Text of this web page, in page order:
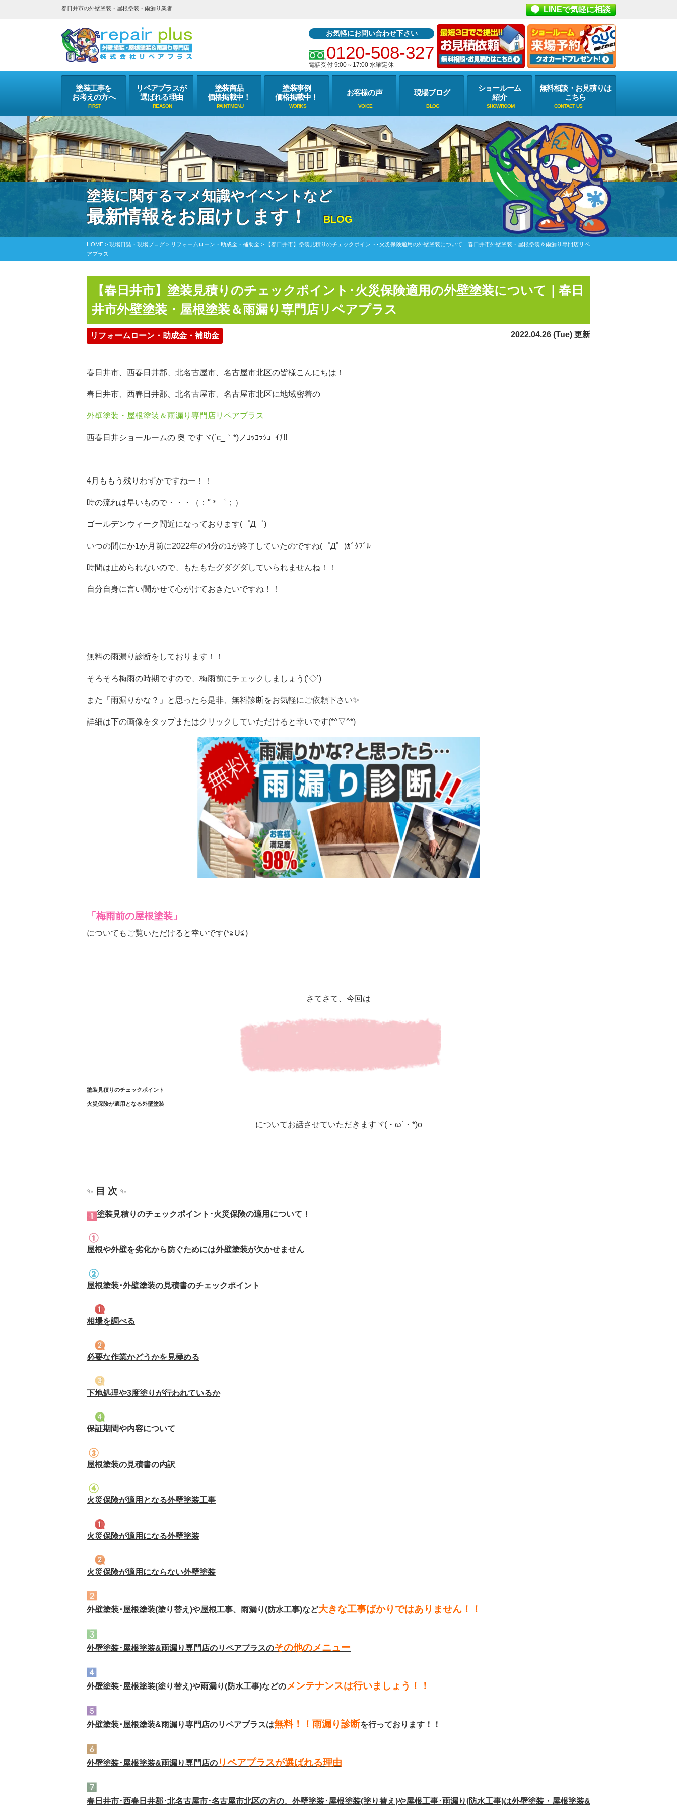
春日井市の外壁塗装・屋根塗装・雨漏り業者 LINEで気軽に相談
お気軽にお問い合わせ下さい
0120-508-327
電話受付 9:00～17:00 水曜定休
塗装工事を
お考えの方へ
リペアプラスが
選ばれる理由
塗装商品
価格掲載中！
塗装事例
価格掲載中！
お客様の声 現場ブログ
ショールーム
紹介
無料相談・お見積りは
こちら
塗装に関するマメ知識やイベントなど
最新情報をお届けします！ BLOG
HOME > 現場日誌・現場ブログ > リフォームローン・助成金・補助金 >
【春日井市】塗装見積りのチェックポイント･火災保険適用の外壁塗装について｜春日井市外壁塗装・屋根塗装＆雨漏り専門店リペ
アプラス
【春日井市】塗装見積りのチェックポイント･火災保険適用の外壁塗装について｜春日
井市外壁塗装・屋根塗装＆雨漏り専門店リペアプラス
リフォームローン・助成金・補助金 2022.04.26 (Tue) 更新
春日井市、西春日井郡、北名古屋市、名古屋市北区の皆様こんにちは！
春日井市、西春日井郡、北名古屋市、名古屋市北区に地域密着の
外壁塗装・屋根塗装＆雨漏り専門店リペアプラス
西春日井ショールームの 奥 ですヾ(´c_｀*)ノﾖｯｺﾗｼｮｰｲﾁ!!
4月ももう残りわずかですねー！！
時の流れは早いもので・・・（：″＊゜；）
ゴールデンウィーク間近になっております(゜Д゜)
いつの間にか1か月前に2022年の4分の1が終了していたのですね(゜Д゜)ｶﾞｸﾌﾞﾙ
時間は止められないので、もたもたグダグダしていられませんね！！
自分自身に言い聞かせて心がけておきたいですね！！
無料の雨漏り診断をしております！！
そろそろ梅雨の時期ですので、梅雨前にチェックしましょう(‘◇’)ゞ
また「雨漏りかな？」と思ったら是非、無料診断をお気軽にご依頼下さい✨
詳細は下の画像をタップまたはクリックしていただけると幸いです(*^▽^*)
「梅雨前の屋根塗装」
についてもご覧いただけると幸いです(*≧U≦)
さてさて、今回は
塗装見積りのチェックポイント
火災保険が適用となる外壁塗装
についてお話させていただきますヾ(・ω´・*)o
✨ 目 次 ✨
塗装見積りのチェックポイント･火災保険の適用について！
屋根や外壁を劣化から防ぐためには外壁塗装が欠かせません
屋根塗装･外壁塗装の見積書のチェックポイント
相場を調べる
必要な作業かどうかを見極める
下地処理や3度塗りが行われているか
保証期間や内容について
屋根塗装の見積書の内訳
火災保険が適用となる外壁塗装工事
火災保険が適用になる外壁塗装
火災保険が適用にならない外壁塗装
外壁塗装･屋根塗装(塗り替え)や屋根工事、雨漏り(防水工事)など大きな工事ばかりではありません！！
外壁塗装･屋根塗装&雨漏り専門店のリペアプラスのその他のメニュー
外壁塗装･屋根塗装(塗り替え)や雨漏り(防水工事)などのメンテナンスは行いましょう！！
外壁塗装･屋根塗装&雨漏り専門店のリペアプラスは無料！！雨漏り診断を行っております！！
外壁塗装･屋根塗装&雨漏り専門店の リペアプラスが選ばれる理由
春日井市･西春日井郡･北名古屋市･名古屋市北区の方の、外壁塗装･屋根塗装(塗り替え)や屋根工事･雨漏り(防水工事)は外壁塗装・屋根塗装&